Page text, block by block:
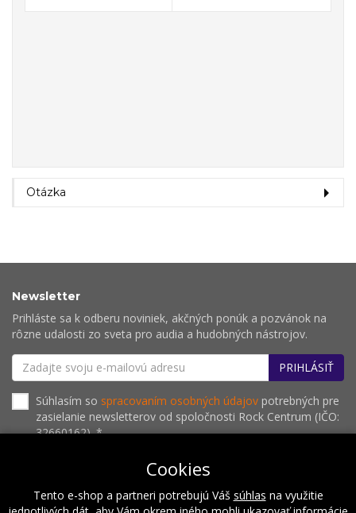
Otázka
Newsletter
Prihláste sa k odberu noviniek, akčných ponúk a pozvánok na
rôzne udalosti zo sveta pro audia a hudobných nástrojov.
PRIHLÁSIŤ
Súhlasím so spracovaním osobných údajov potrebných pre
zasielanie newsletterov od spoločnosti Rock Centrum (IČO:
32660162). *
O nás Naše hodnoty Inštalácie
Referencie
Cookies
Tento e-shop a partneri potrebujú Váš súhlas na využitie